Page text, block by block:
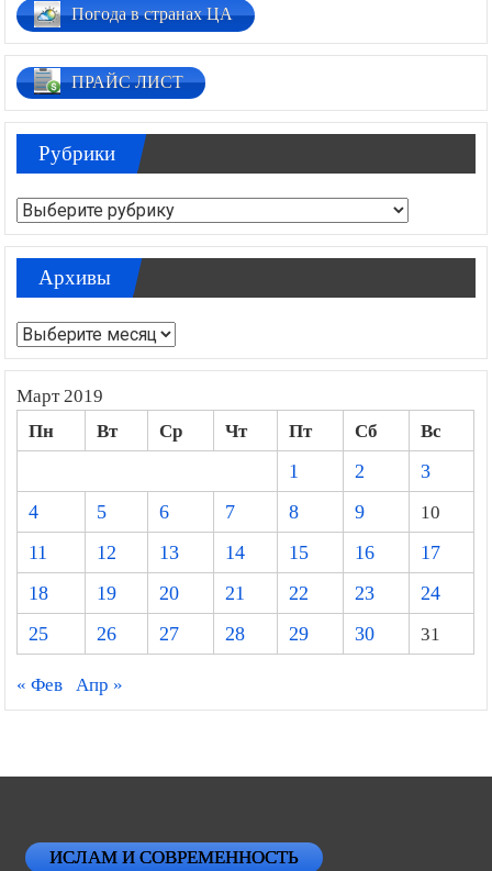
Погода в странах ЦА
ПРАЙС ЛИСТ
Рубрики
Рубрики
Архивы
Архивы
Март 2019
Пн Вт Ср Чт Пт Сб
Вс
1
2
3
4
5 6 7 8 9
10
11
12 13 14 15 16
17
18
19 20 21 22 23
24
25
26 27 28 29 30 31
« Фев Апр »
ИСЛАМ И СОВРЕМЕННОСТЬ